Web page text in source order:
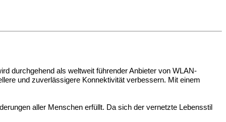
durchgehend als weltweit führender Anbieter von WLAN-
und zuverlässigere Konnektivität verbessern. Mit einem
aller Menschen erfüllt. Da sich der vernetzte Lebensstil